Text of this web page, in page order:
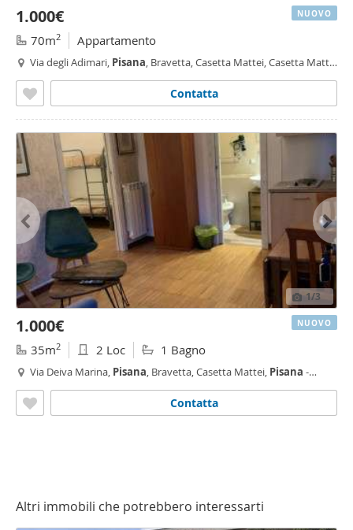
1.000€
70m2 Appartamento
Via degli Adimari, Pisana, Bravetta, Casetta Mattei, Casetta Mattei
Contatta
NUOVO
1/3
1.000€
35m2 2 Loc 1 Bagno
Via Deiva Marina, Pisana, Bravetta, Casetta Mattei, Pisana -
Contatta
NUOVO
Altri immobili che potrebbero interessarti